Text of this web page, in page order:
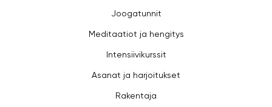
Joogatunnit
Meditaatiot ja hengitys
Intensiivikurssit
Asanat ja harjoitukset
Rakentaja